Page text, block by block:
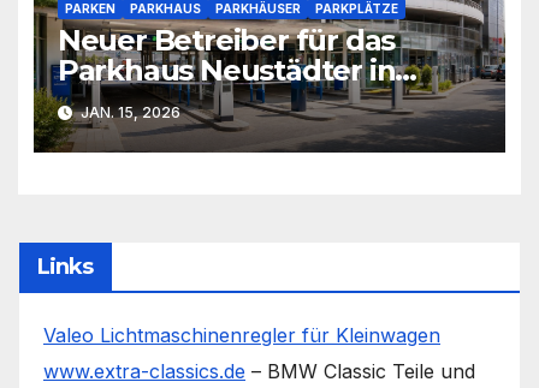
PARKEN PARKHAUS PARKHÄUSER PARKPLÄTZE
Neuer Betreiber für das
Parkhaus Neustädter in
Gießen: APCOA übernimmt
die Bewirtschaftung
JAN. 15, 2026
Links
Valeo Lichtmaschinenregler für Kleinwagen
www.extra-classics.de – BMW Classic Teile und